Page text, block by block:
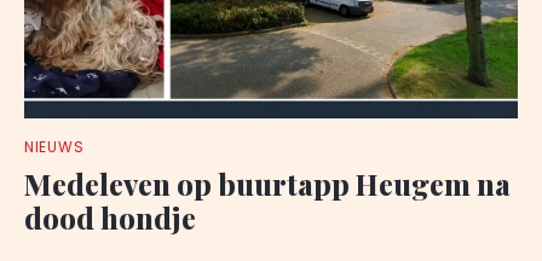
NIEUWS
Medeleven op buurtapp Heugem na
dood hondje